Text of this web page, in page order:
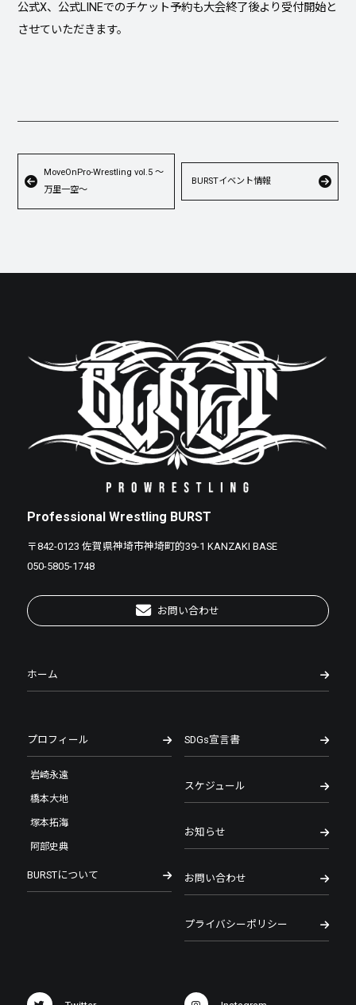
公式X、公式LINEでのチケット予約も大会終了後より受付開始と
させていただきます。
MoveOnPro-Wrestling vol.5 〜
万里一空〜
BURSTイベント情報
Professional Wrestling BURST
〒842-0123 佐賀県神埼市神埼町的39-1 KANZAKI BASE
050-5805-1748
お問い合わせ
ホーム
プロフィール
岩崎永遠
橋本大地
塚本拓海
阿部史典
BURSTについて
SDGs宣言書
スケジュール
お知らせ
お問い合わせ
プライバシーポリシー